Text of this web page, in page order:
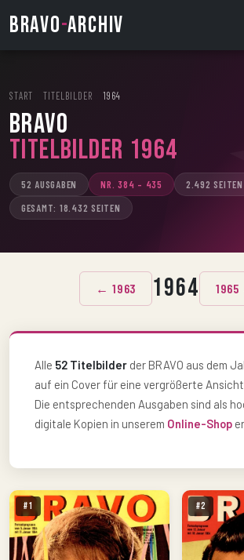
BRAVO-ARCHIV
START TITELBILDER 1964
BRAVO
Titelbilder 1964
52 AUSGABEN NR. 384 – 435 2.492 SEITEN
GESAMT: 18.432 SEITEN
← 1963 1964
Alle 52 Titelbilder der BRAVO aus dem
auf ein Cover für eine vergrößerte
Die entsprechenden Ausgaben sind als
digitale Kopien in unserem Online-Shop
#1 #2